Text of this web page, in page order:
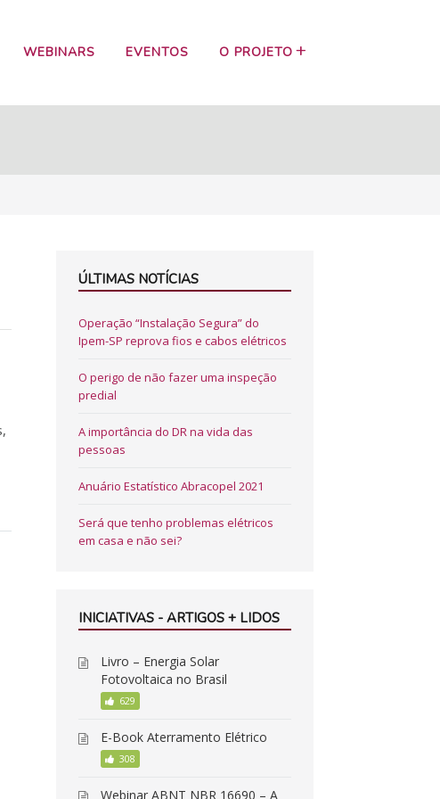
WEBINARS EVENTOS O PROJETO
ÚLTIMAS NOTÍCIAS
Operação “Instalação Segura” do
Ipem-SP reprova fios e cabos elétricos
O perigo de não fazer uma inspeção
predial
A importância do DR na vida das
pessoas
Anuário Estatístico Abracopel 2021
Será que tenho problemas elétricos
em casa e não sei?
INICIATIVAS - ARTIGOS + LIDOS
Livro – Energia Solar
Fotovoltaica no Brasil
629
E-Book Aterramento Elétrico
308
Webinar ABNT NBR 16690 – A